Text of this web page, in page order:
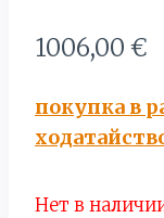
1006,00 €
покупка в
Нет в